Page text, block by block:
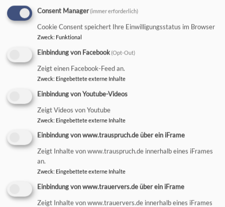
Mi, 30.9. 17:15-18 Uhr
Kemptener Jugendkantorei: Probe
Kristof Büsing
St.-Mang-Kirche
Veranstalter: Kempten - St.-Mang-Kirche
So, 4.10. 9 Uhr
Familiengottesdienst an Erntedank
Pfarrer Martin Weinreich
Oy-Mittelberg
Veranstalter: Kempten - Christuskirche
Consent Manager(immer erforderlich)
Cookie Consent speichert Ihre Einwilligungsstatus im Browser
Zweck: Funktional
Einbindung von Facebook(Opt-Out)
Zeigt einen Facebook-Feed an.
Zweck: Eingebettete externe Inhalte
Einbindung von Youtube-Videos
Zeigt Videos von Youtube
Zweck: Eingebettete externe Inhalte
Einbindung von www.trauspruch.de über ein iFrame
Zeigt Inhalte von www.trauspruch.de innerhalb eines iFrames
an.
Zweck: Eingebettete externe Inhalte
Einbindung von www.trauervers.de über ein iFrame
Zeigt Inhalte von www.trauervers.de innerhalb eines iFrames